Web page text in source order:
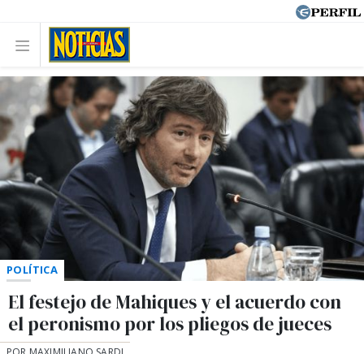
POLÍTICA
El festejo de Mahiques y el acuerdo con
el peronismo por los pliegos de jueces